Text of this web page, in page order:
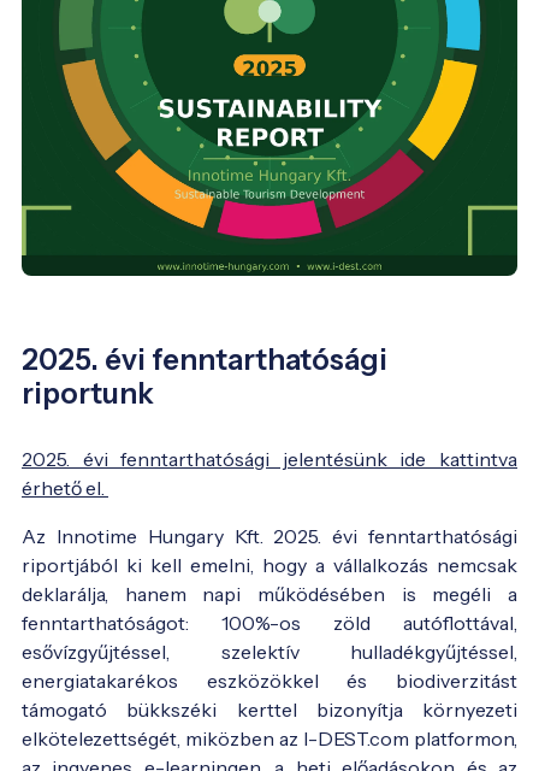
2025. évi fenntarthatósági
riportunk
2025. évi fenntarthatósági jelentésünk ide kattintva
érhető el.
Az Innotime Hungary Kft. 2025. évi fenntarthatósági
riportjából ki kell emelni, hogy a vállalkozás nemcsak
deklarálja, hanem napi működésében is megéli a
fenntarthatóságot: 100%-os zöld autóflottával,
esővízgyűjtéssel, szelektív hulladékgyűjtéssel,
energiatakarékos eszközökkel és biodiverzitást
támogató bükkszéki kerttel bizonyítja környezeti
elkötelezettségét, miközben az I-DEST.com platformon,